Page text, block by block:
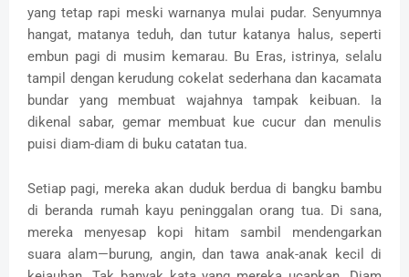
yang tetap rapi meski warnanya mulai pudar. Senyumnya
hangat, matanya teduh, dan tutur katanya halus, seperti
embun pagi di musim kemarau. Bu Eras, istrinya, selalu
tampil dengan kerudung cokelat sederhana dan kacamata
bundar yang membuat wajahnya tampak keibuan. Ia
dikenal sabar, gemar membuat kue cucur dan menulis
puisi diam-diam di buku catatan tua.
Setiap pagi, mereka akan duduk berdua di bangku bambu
di beranda rumah kayu peninggalan orang tua. Di sana,
mereka menyesap kopi hitam sambil mendengarkan
suara alam—burung, angin, dan tawa anak-anak kecil di